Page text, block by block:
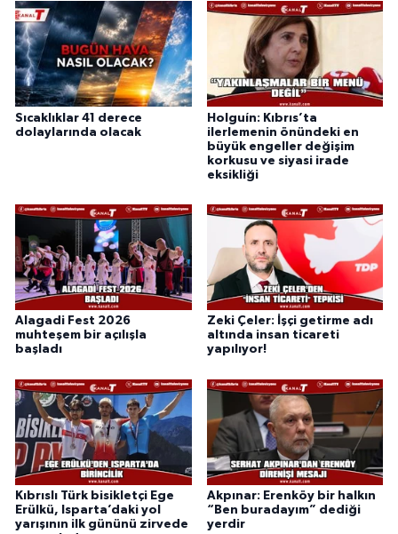
Sıcaklıklar 41 derece
dolaylarında olacak
Holguín: Kıbrıs’ta
ilerlemenin önündeki en
büyük engeller değişim
korkusu ve siyasi irade
eksikliği
Alagadi Fest 2026
muhteşem bir açılışla
başladı
Zeki Çeler: İşçi getirme adı
altında insan ticareti
yapılıyor!
Kıbrıslı Türk bisikletçi Ege
Erülkü, Isparta’daki yol
yarışının ilk gününü zirvede
Akpınar: Erenköy bir halkın
“Ben buradayım” dediği
yerdir